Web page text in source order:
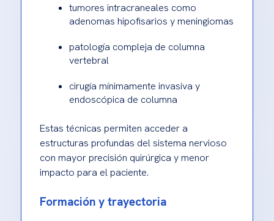
tumores intracraneales como
adenomas hipofisarios y meningiomas
patología compleja de columna
vertebral
cirugía mínimamente invasiva y
endoscópica de columna
Estas técnicas permiten acceder a
estructuras profundas del sistema nervioso
con mayor precisión quirúrgica y menor
impacto para el paciente.
Formación y trayectoria